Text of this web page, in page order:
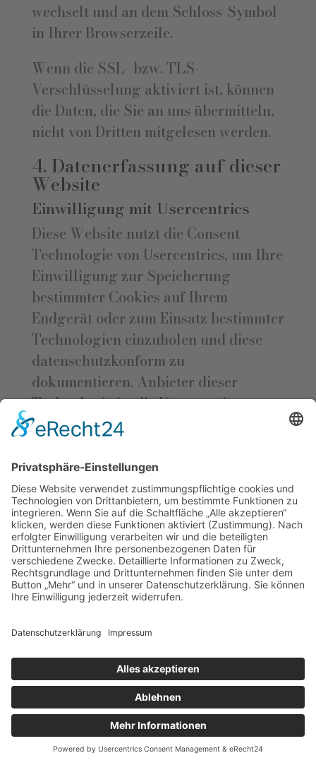
wechselt und an dem Schloss-Symbol
in Ihrer Browserzeile.
Wenn die SSL- bzw. TLS-
Verschlüsselung aktiviert ist, können
die Daten, die Sie an uns übermitteln,
nicht von Dritten mitgelesen werden.
4. Datenerfassung auf dieser
Website
Einwilligung mit Usercentrics
Diese Website nutzt die Consent-
Technologie von Usercentrics, um Ihre
Einwilligung zur Speicherung
bestimmter Cookies auf Ihrem
Endgerät oder zum Einsatz bestimmter
Technologien einzuholen und diese
datenschutzkonform zu
dokumentieren. Anbieter dieser
Technologie ist die Usercentrics
GmbH, Sendlinger Straße 7, 80331
https://usercentrics.com/de/
Folgenden „Usercentrics“).
Wenn Sie unsere Website betreten,
werden folgende personenbezogene
Daten an Usercentrics übertragen:
Ihre Einwilligung(en) bzw. der
Ihre IP-Adresse
Informationen über Ihren Browser
Informationen über Ihr Endgerät
Zeitpunkt Ihres Besuchs auf der
Website
Des Weiteren speichert Usercentrics